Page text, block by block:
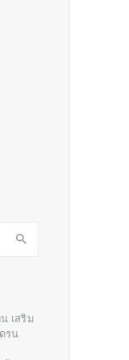
เสริม
รน